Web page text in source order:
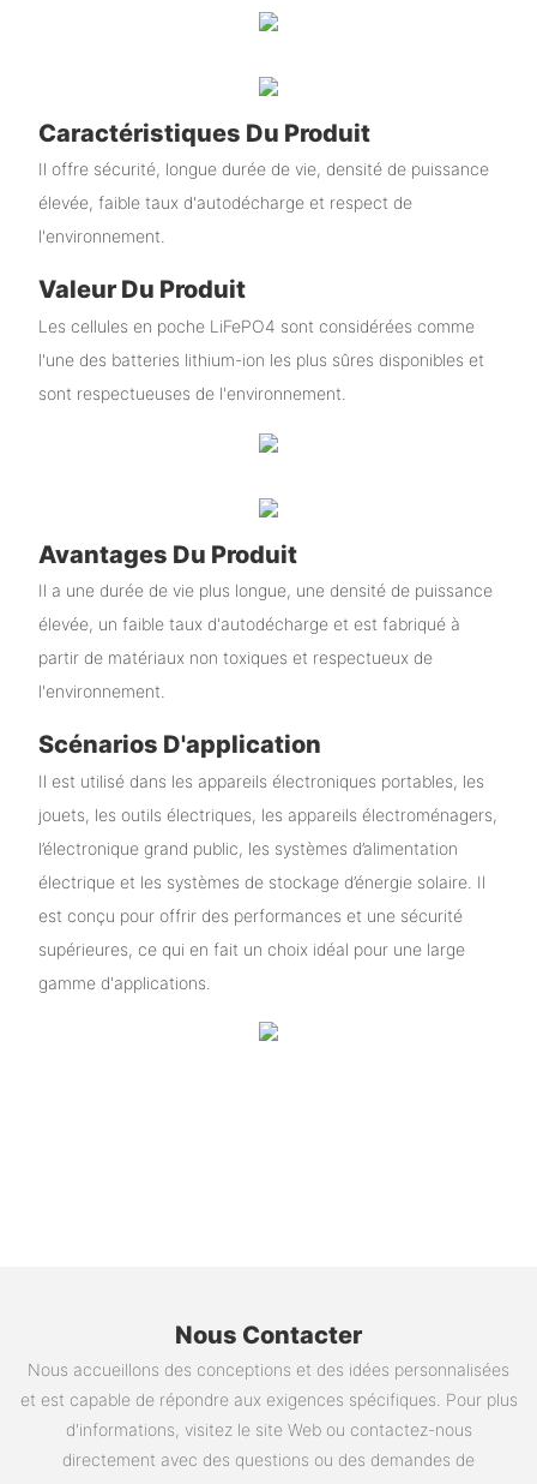
Caractéristiques Du Produit
Il offre sécurité, longue durée de vie, densité de puissance
élevée, faible taux d'autodécharge et respect de
l'environnement.
Valeur Du Produit
Les cellules en poche LiFePO4 sont considérées comme
l'une des batteries lithium-ion les plus sûres disponibles et
sont respectueuses de l'environnement.
Avantages Du Produit
Il a une durée de vie plus longue, une densité de puissance
élevée, un faible taux d'autodécharge et est fabriqué à
partir de matériaux non toxiques et respectueux de
l'environnement.
Scénarios D'application
Il est utilisé dans les appareils électroniques portables, les
jouets, les outils électriques, les appareils électroménagers,
l’électronique grand public, les systèmes d’alimentation
électrique et les systèmes de stockage d’énergie solaire. Il
est conçu pour offrir des performances et une sécurité
supérieures, ce qui en fait un choix idéal pour une large
gamme d'applications.
Nous Contacter
Nous accueillons des conceptions et des idées personnalisées
et est capable de répondre aux exigences spécifiques. Pour plus
d'informations, visitez le site Web ou contactez-nous
directement avec des questions ou des demandes de